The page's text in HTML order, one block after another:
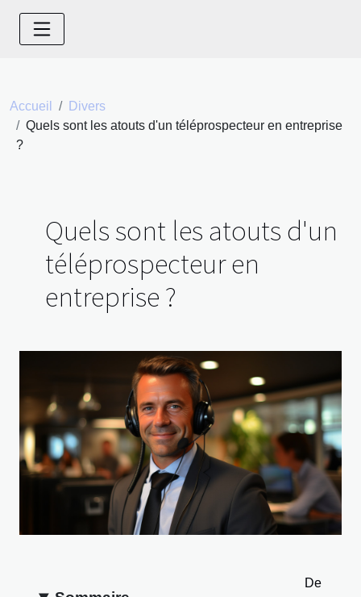
Accueil
Divers
Quels sont les atouts d'un téléprospecteur en entreprise
?
Quels sont les atouts d'un
téléprospecteur en
entreprise ?
De